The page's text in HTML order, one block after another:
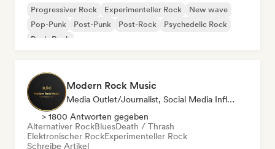
Progressiver Rock Experimenteller Rock
New wave
Pop-Punk
Post-Punk Post-Rock
Psychedelic Rock
Punk-Rock
Modern Rock Music
Media Outlet/Journalist, Social Media Influencer
> 1800 Antworten gegeben
Alternativer RockBluesDeath / Thrash
Elektronischer RockExperimenteller Rock
Schreibe Artikel